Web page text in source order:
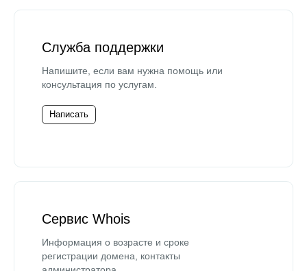
Служба поддержки
Напишите, если вам нужна помощь или
консультация по услугам.
Написать
Сервис Whois
Информация о возрасте и сроке
регистрации домена, контакты